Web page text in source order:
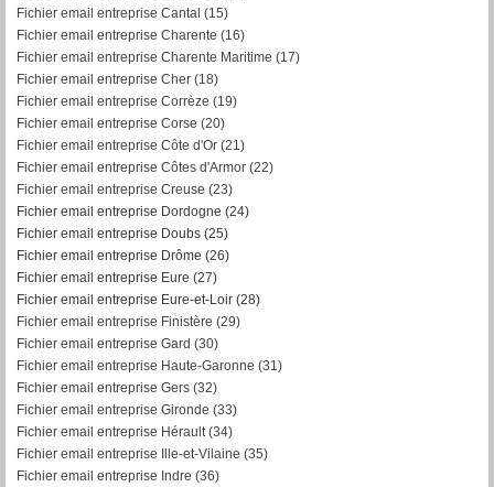
Fichier email entreprise Cantal (15)
Fichier email entreprise Charente (16)
Fichier email entreprise Charente Maritime (17)
Fichier email entreprise Cher (18)
Fichier email entreprise Corrèze (19)
Fichier email entreprise Corse (20)
Fichier email entreprise Côte d'Or (21)
Fichier email entreprise Côtes d'Armor (22)
Fichier email entreprise Creuse (23)
Fichier email entreprise Dordogne (24)
Fichier email entreprise Doubs (25)
Fichier email entreprise Drôme (26)
Fichier email entreprise Eure (27)
Fichier email entreprise Eure-et-Loir (28)
Fichier email entreprise Finistère (29)
Fichier email entreprise Gard (30)
Fichier email entreprise Haute-Garonne (31)
Fichier email entreprise Gers (32)
Fichier email entreprise Gironde (33)
Fichier email entreprise Hérault (34)
Fichier email entreprise Ille-et-Vilaine (35)
Fichier email entreprise Indre (36)